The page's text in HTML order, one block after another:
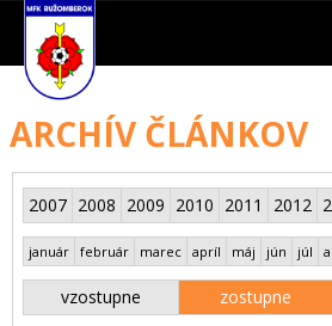
ARCHÍV ČLÁNKOV
2007 2008 2009 2010 2011 2012
január február marec apríl máj jún júl
vzostupne zostupne